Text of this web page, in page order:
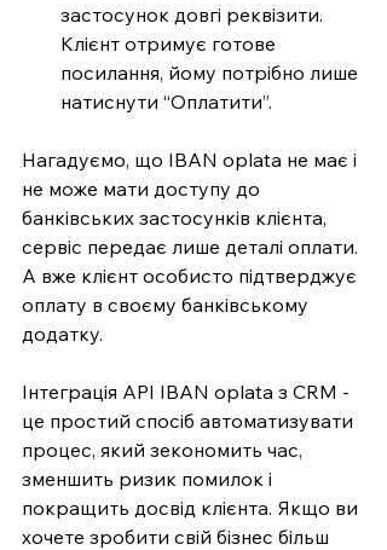
застосунок довгі реквізити.
Клієнт отримує готове
посилання, йому потрібно лише
натиснути “Оплатити”.
Нагадуємо, що IBAN oplata не має і
не може мати доступу до
банківських застосунків клієнта,
сервіс передає лише деталі оплати.
А вже клієнт особисто підтверджує
оплату в своєму банківському
додатку.
Інтеграція API IBAN oplata з CRM -
це простий спосіб автоматизувати
процес, який зекономить час,
зменшить ризик помилок і
покращить досвід клієнта. Якщо ви
хочете зробити свій бізнес більш